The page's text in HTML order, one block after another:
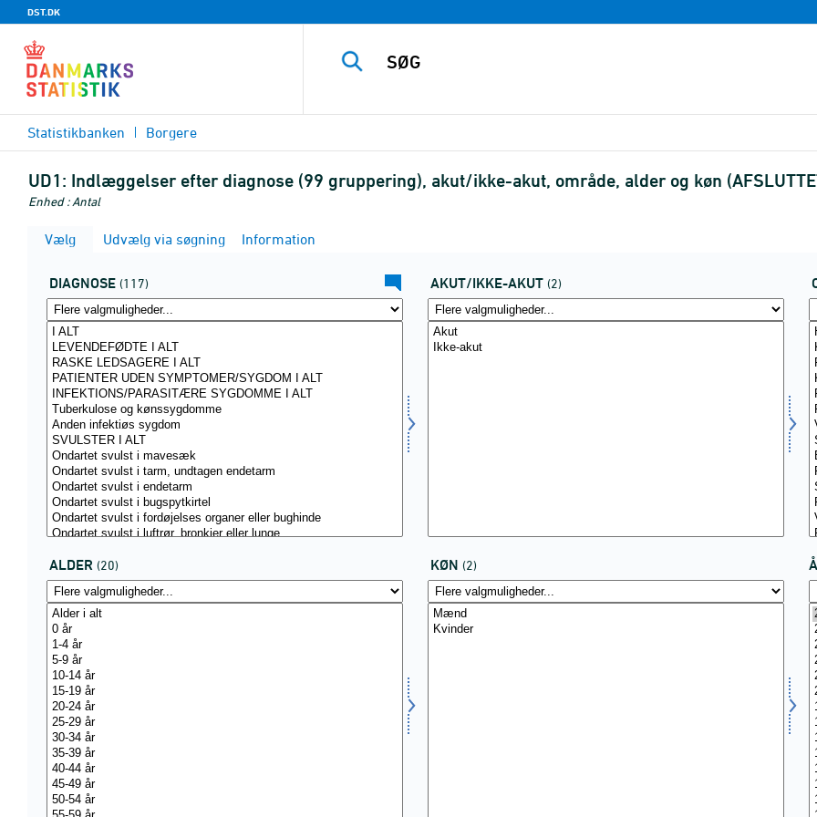
DST.DK
Statistikbanken Borgere
UD1: Indlæggelser efter diagnose (99 gruppering), akut/ikke-akut, område, alder og køn
Enhed : Antal
Vælg Udvælg via søgning Information
DIAGNOSE (117) AKUT/IKKE-AKUT (2)
ALDER (20) KØN (2)